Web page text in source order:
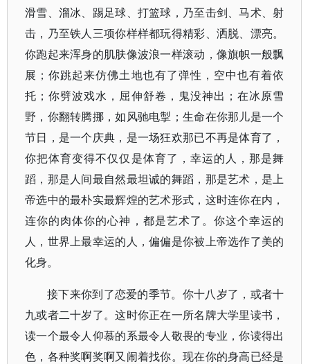
滑雪、溜冰、踢足球、打篮球，乃至击剑、马术、射
击，乃至铁人三项你样样都玩得精彩、洒脱、漂亮。
你跑起来浑身的肌肤像波浪一样滚动，像旗帜一般飘
展；你跳起来仿佛土地也有了弹性，空中也有着依
托；你劈波戏水，屈伸舒卷，鬼没神出；在冰原雪
野，你翻转腾挪，如风驰电掣；生命在你那儿是一个
节日，是一个庆典，是一场狂欢那已不再是体育了，
你把体育变得不仅仅是体育了，幸运的人，那是舞
蹈，那是人间最自然最坦诚的舞蹈，那是艺术，是上
帝选中的最朴实最辉煌的艺术形式，这时连你在内，
连你的肉体你的心神，都是艺术了。你这个幸运的
人，世界上最幸运的人，偏偏是你被上帝选作了美的
化身。
接下来你到了恋爱的季节。你十八岁了，或者十
九或者二十岁了。这时你正在一所名牌大学里读书，
读一个最令人仰慕的系最令人敬畏的专业，你读得出
色，各种奖啊奖啊又闹着找你。现在你的身高已经是